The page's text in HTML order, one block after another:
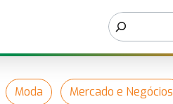
Moda Mercado e Negócios